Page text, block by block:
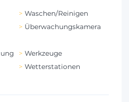
Waschen/Reinigen
Überwachungskamera
Werkzeuge
Wetterstationen